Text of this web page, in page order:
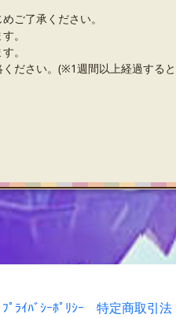
ご了承ください。
。
。
ださい。(※1週間以上経過する
ﾌﾟﾗｲﾊﾞｼｰﾎﾟﾘｼｰ 特定商取引法